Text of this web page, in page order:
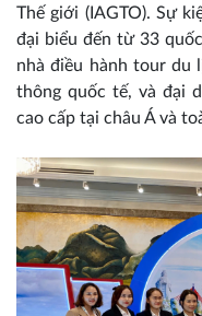
Thế giới (IAGTO). Sự
đại biểu đến từ 33
nhà điều hành tour du
thông quốc tế, và đại
cao cấp tại châu Á và